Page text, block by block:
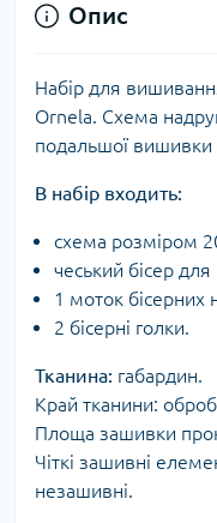
Опис
Набір для
Ornela. Схема
подальшої вишивки
В набір входить:
схема розміром
чеський бісер
1 моток бісерних
2 бісерні голки.
Тканина: габардин.
Край тканини:
Площа зашивки
Чіткі зашивні
незашивні.